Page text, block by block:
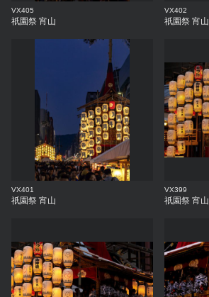
VX405
祇園祭 宵山
VX402
祇園祭 宵山
VX401
祇園祭 宵山
VX399
祇園祭 宵山